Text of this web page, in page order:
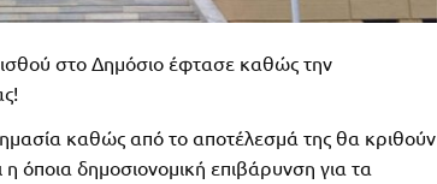
στο Δημόσιο έφτασε καθώς την
καθώς από το αποτέλεσμά της θα κριθούν
όποια δημοσιονομική επιβάρυνση για τα